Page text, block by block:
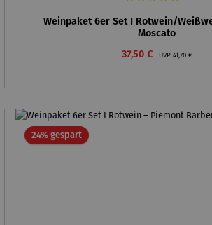
Weinpaket 6er Set I Rotwein/
Moscato
Verkaufspreis:
37,50 € UVP Regulärer
41,70 €
24% gespartRabatt